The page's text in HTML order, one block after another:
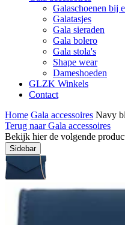
Galaschoenen bij
Galatasjes
Gala sieraden
Gala bolero
Gala stola's
Shape wear
Dameshoeden
GLZK Winkels
Contact
Home Gala accessoires Navy
Terug naar Gala accessoires
Bekijk hier de volgende
Sidebar